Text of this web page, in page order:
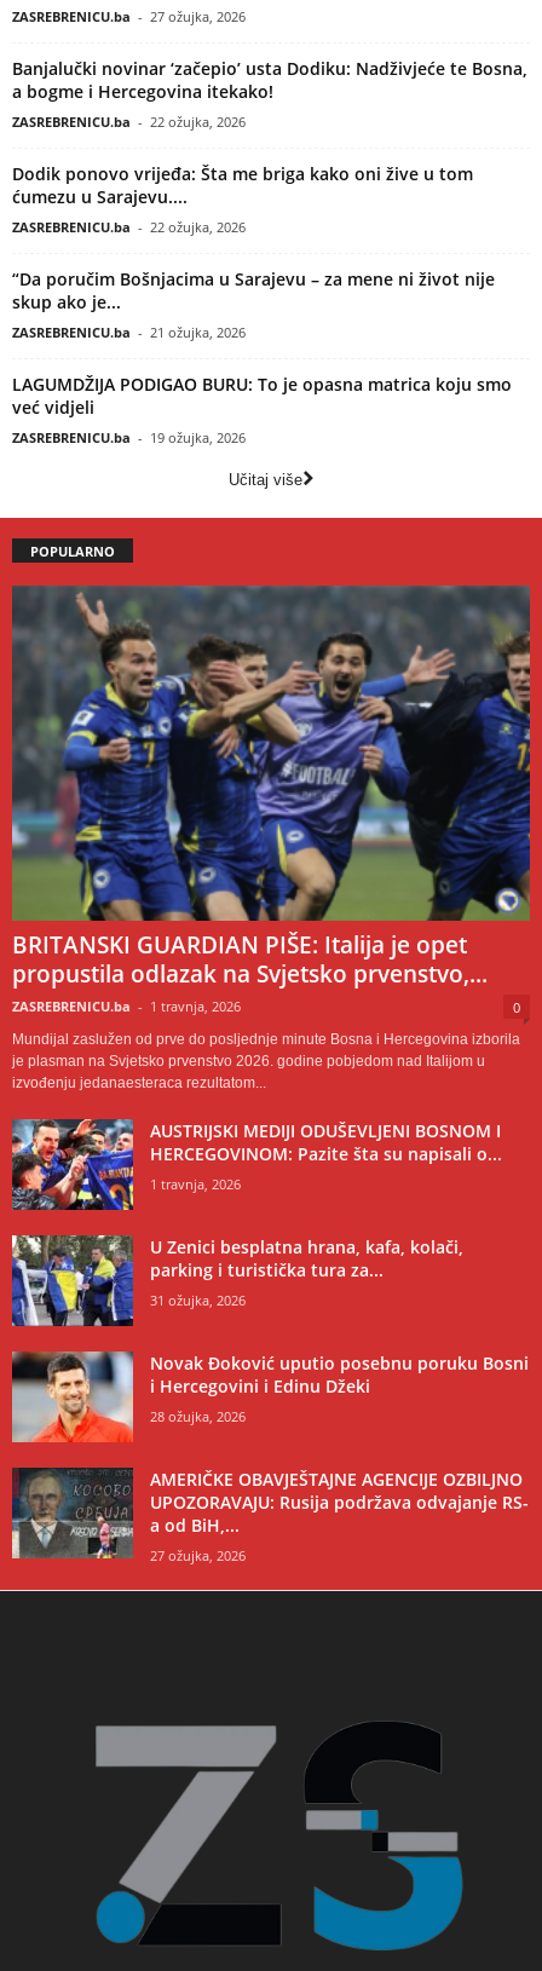
ZASREBRENICU.ba - 27 ožujka, 2026
Banjalučki novinar ‘začepio’ usta Dodiku: Nadživjeće te Bosna,
a bogme i Hercegovina itekako!
ZASREBRENICU.ba - 22 ožujka, 2026
Dodik ponovo vrijeđa: Šta me briga kako oni žive u tom
ćumezu u Sarajevu....
ZASREBRENICU.ba - 22 ožujka, 2026
“Da poručim Bošnjacima u Sarajevu – za mene ni život nije
skup ako je...
ZASREBRENICU.ba - 21 ožujka, 2026
LAGUMDŽIJA PODIGAO BURU: To je opasna matrica koju smo
već vidjeli
ZASREBRENICU.ba - 19 ožujka, 2026
Učitaj više
POPULARNO
BRITANSKI GUARDIAN PIŠE: Italija je opet
propustila odlazak na Svjetsko prvenstvo,...
ZASREBRENICU.ba - 1 travnja, 2026 0
Mundijal zaslužen od prve do posljednje minute Bosna i Hercegovina izborila
je plasman na Svjetsko prvenstvo 2026. godine pobjedom nad Italijom u
izvođenju jedanaesteraca rezultatom...
AUSTRIJSKI MEDIJI ODUŠEVLJENI BOSNOM I
HERCEGOVINOM: Pazite šta su napisali o...
1 travnja, 2026
U Zenici besplatna hrana, kafa, kolači,
parking i turistička tura za...
31 ožujka, 2026
Novak Đoković uputio posebnu poruku Bosni
i Hercegovini i Edinu Džeki
28 ožujka, 2026
AMERIČKE OBAVJEŠTAJNE AGENCIJE OZBILJNO
UPOZORAVAJU: Rusija podržava odvajanje RS-
a od BiH,...
27 ožujka, 2026